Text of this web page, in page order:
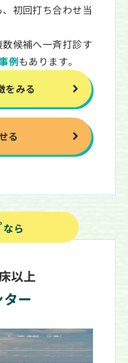
初回打ち合わせ当
候補へ一斉打診す
例もあります。
をみる
る
なら
以上
ー